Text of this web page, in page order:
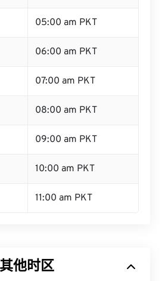
05:00 am PKT
06:00 am PKT
07:00 am PKT
08:00 am PKT
09:00 am PKT
10:00 am PKT
11:00 am PKT
他时区